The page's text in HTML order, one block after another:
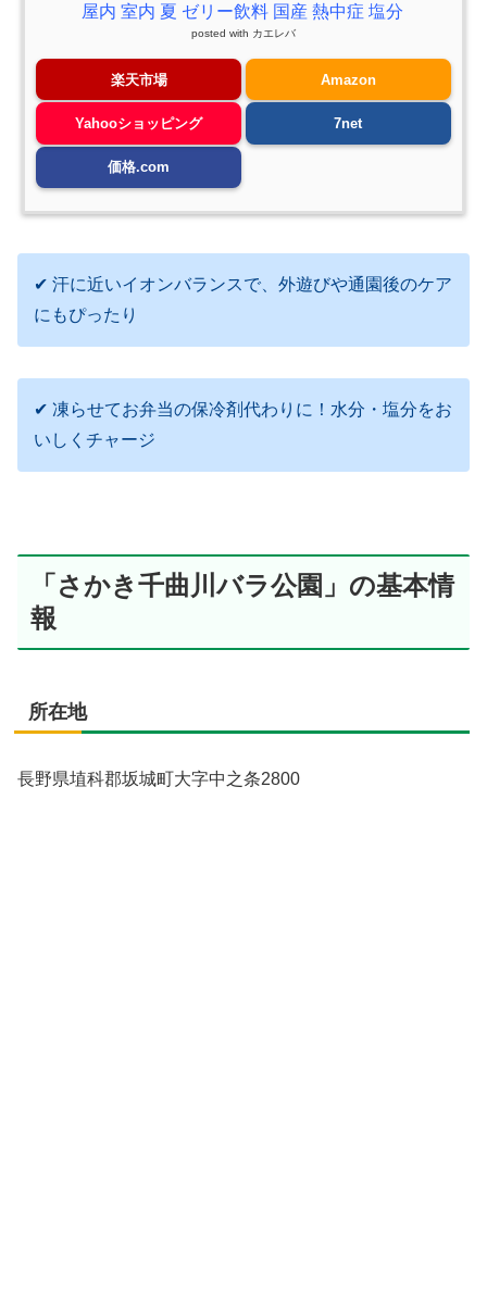
屋内 室内 夏 ゼリー飲料 国産 熱中症 塩分
posted with カエレバ
楽天市場 Amazon
Yahooショッピング 7net
価格.com
✔ 汗に近いイオンバランスで、外遊びや通園後のケア
にもぴったり
✔ 凍らせてお弁当の保冷剤代わりに！水分・塩分をお
いしくチャージ
「さかき千曲川バラ公園」の基本情
報
所在地
長野県埴科郡坂城町大字中之条2800